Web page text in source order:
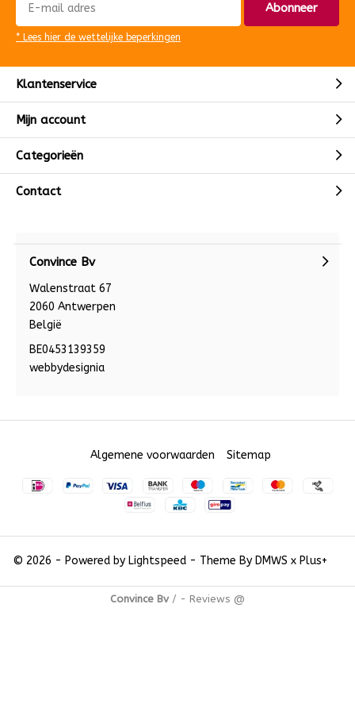
Abonneer
* Lees hier de wettelijke beperkingen
Klantenservice
Mijn account
Categorieën
Contact
Convince Bv
Walenstraat 67
2060 Antwerpen
België
BE0453139359
webbydesignia
© 2026 - Powered by Lightspeed- Theme By DMWS x Plus+
Algemene voorwaarden Sitemap
Convince Bv/ - Reviews @